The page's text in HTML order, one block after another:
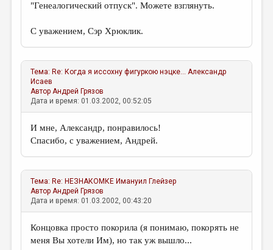
"Генеалогический отпуск". Можете взглянуть.
С уважением, Сэр Хрюклик.
Тема: Re: Когда я иссохну фигуркою нэцке... Александр
Исаев
АвторАндрей Грязов
Дата и время: 01.03.2002, 00:52:05
И мне, Александр, понравилось!
Спасибо, с уважением, Андрей.
Тема: Re: НЕЗНАКОМКЕ Имануил Глейзер
АвторАндрей Грязов
Дата и время: 01.03.2002, 00:43:20
Концовка просто покорила (я понимаю, покорять не
меня Вы хотели Им), но так уж вышло...